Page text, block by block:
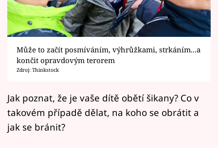
Horoskopy
Sledujte prima+
Filmový festival Karlovy Vary
Pořady
Mámy sobě
Může to začít posmíváním, výhrůžkami, strkáním...a
končit opravdovým terorem
Zdroj: Thinkstock
Jak poznat, že je vaše dítě obětí šikany? Co v
takovém případě dělat, na koho se obrátit a
jak se bránit?